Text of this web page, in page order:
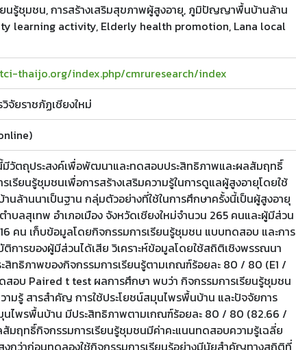
ยนรู้ชุมชน, การสร้างเสริมสุขภาพผู้สูงอายุ, ภูมิปัญญาพื้นบ้านล้าน
learning activity, Elderly health promotion, Lana local
thaijo.org/index.php/cmruresearch/index
วิจัยราชภัฏเชียงใหม่
มีวัตถุประสงค์เพื่อพัฒนาและทดสอบประสิทธิภาพและผลสัมฤทธิ์
เรียนรู้ชุมชนเพื่อการสร้างเสริมความรู้ในการดูแลผู้สูงอายุโดยใช้
ล้านนาเป็นฐาน กลุ่มตัวอย่างที่ใช้ในการศึกษาครั้งนี้เป็นผู้สูงอายุ
ำบลสุเทพ อำเภอเมือง จังหวัดเชียงใหม่จำนวน 265 คนและผู้มีส่วน
คน เก็บข้อมูลโดยกิจกรรมการเรียนรู้ชุมชน แบบทดสอบ และการ
การของผู้มีส่วนได้เสีย วิเคราะห์ข้อมูลโดยใช้สถิติเชิงพรรณนา
ะสิทธิภาพของกิจกรรมการเรียนรู้ตามเกณฑ์ร้อยละ 80 / 80 (E1 /
สอบ Paired t test ผลการศึกษา พบว่า กิจกรรมการเรียนรู้ชุมชน
ามรู้ สารสำคัญ การใช้ประโยชน์สมุนไพรพื้นบ้าน และปัจจัยการ
นไพรพื้นบ้าน มีประสิทธิภาพตามเกณฑ์ร้อยละ 80 / 80 (82.66 /
มฤทธิ์กิจกรรมการเรียนรู้ชุมชนมีค่าคะแนนทดสอบความรู้เฉลี่ย